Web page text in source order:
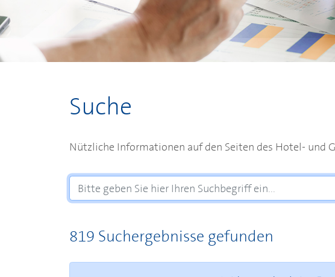
Suche
Nützliche Informationen auf den Seiten des Hotel- und
819 Suchergebnisse gefunden